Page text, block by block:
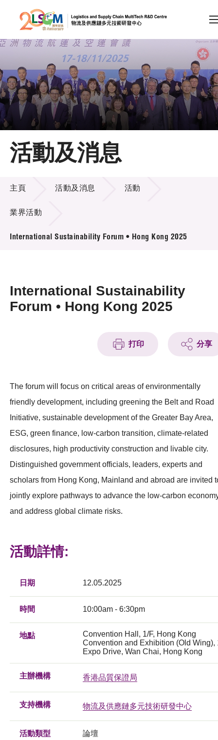
跳到內容（按回車鍵）
會員登入
A A EN 繁 简
主頁
關於LSCM
技術商品化
項目及資助計劃
新聞中心
活動及消息
活動及消息
主頁 活動及消息 活動
業界活動
International Sustainability Forum • Hong Kong 2025
International Sustainability
Forum • Hong Kong 2025
打印 分享
The forum will focus on critical areas of environmentally
friendly development, including greening the Belt and Road
Initiative, sustainable development of the Greater Bay Area,
ESG, green finance, low-carbon transition, climate-related
disclosures, high productivity construction and livable city.
Distinguished government officials, leaders, experts and
scholars from Hong Kong, Mainland and abroad are invited
jointly explore pathways to advance the low-carbon
and address global climate risks.
活動詳情:
日期 12.05.2025
時間 10:00am - 6:30pm
地點
Convention Hall, 1/F, Hong Kong
Convention and Exhibition (Old Wing),
Expo Drive, Wan Chai, Hong Kong
主辦機構 香港品質保證局
支持機構 物流及供應鏈多元技術研發中心
活動類型 論壇